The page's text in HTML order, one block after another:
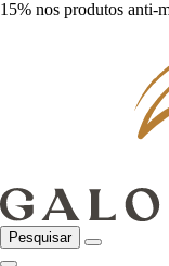
15% nos produtos anti-
Pesquisar